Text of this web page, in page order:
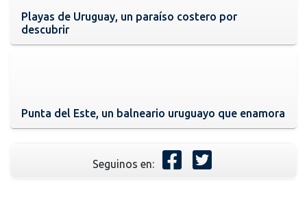
Playas de Uruguay, un paraíso costero por
descubrir
Punta del Este, un balneario uruguayo que enamora
Seguinos en: